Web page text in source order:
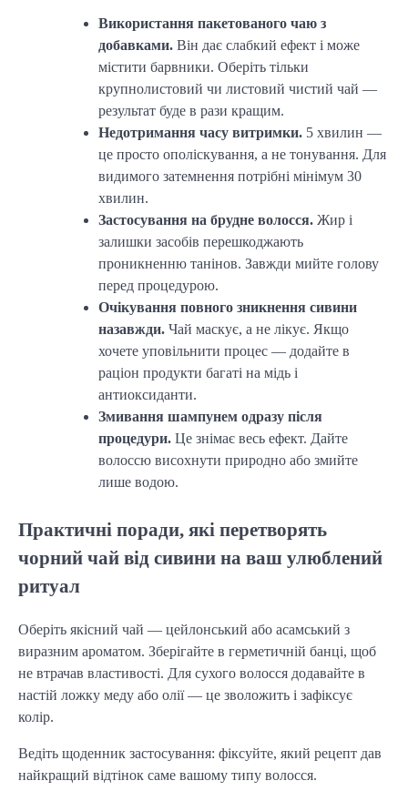
Використання пакетованого чаю з
добавками. Він дає слабкий ефект і може
містити барвники. Оберіть тільки
крупнолистовий чи листовий чистий чай —
результат буде в рази кращим.
Недотримання часу витримки. 5 хвилин —
це просто ополіскування, а не тонування. Для
видимого затемнення потрібні мінімум 30
хвилин.
Застосування на брудне волосся. Жир і
залишки засобів перешкоджають
проникненню танінов. Завжди мийте голову
перед процедурою.
Очікування повного зникнення сивини
назавжди. Чай маскує, а не лікує. Якщо
хочете уповільнити процес — додайте в
раціон продукти багаті на мідь і
антиоксиданти.
Змивання шампунем одразу після
процедури. Це знімає весь ефект. Дайте
волоссю висохнути природно або змийте
лише водою.
Практичні поради, які перетворять
чорний чай від сивини на ваш улюблений
ритуал
Оберіть якісний чай — цейлонський або асамський з
виразним ароматом. Зберігайте в герметичній банці, щоб
не втрачав властивості. Для сухого волосся додавайте в
настій ложку меду або олії — це зволожить і зафіксує
колір.
Ведіть щоденник застосування: фіксуйте, який рецепт дав
найкращий відтінок саме вашому типу волосся.